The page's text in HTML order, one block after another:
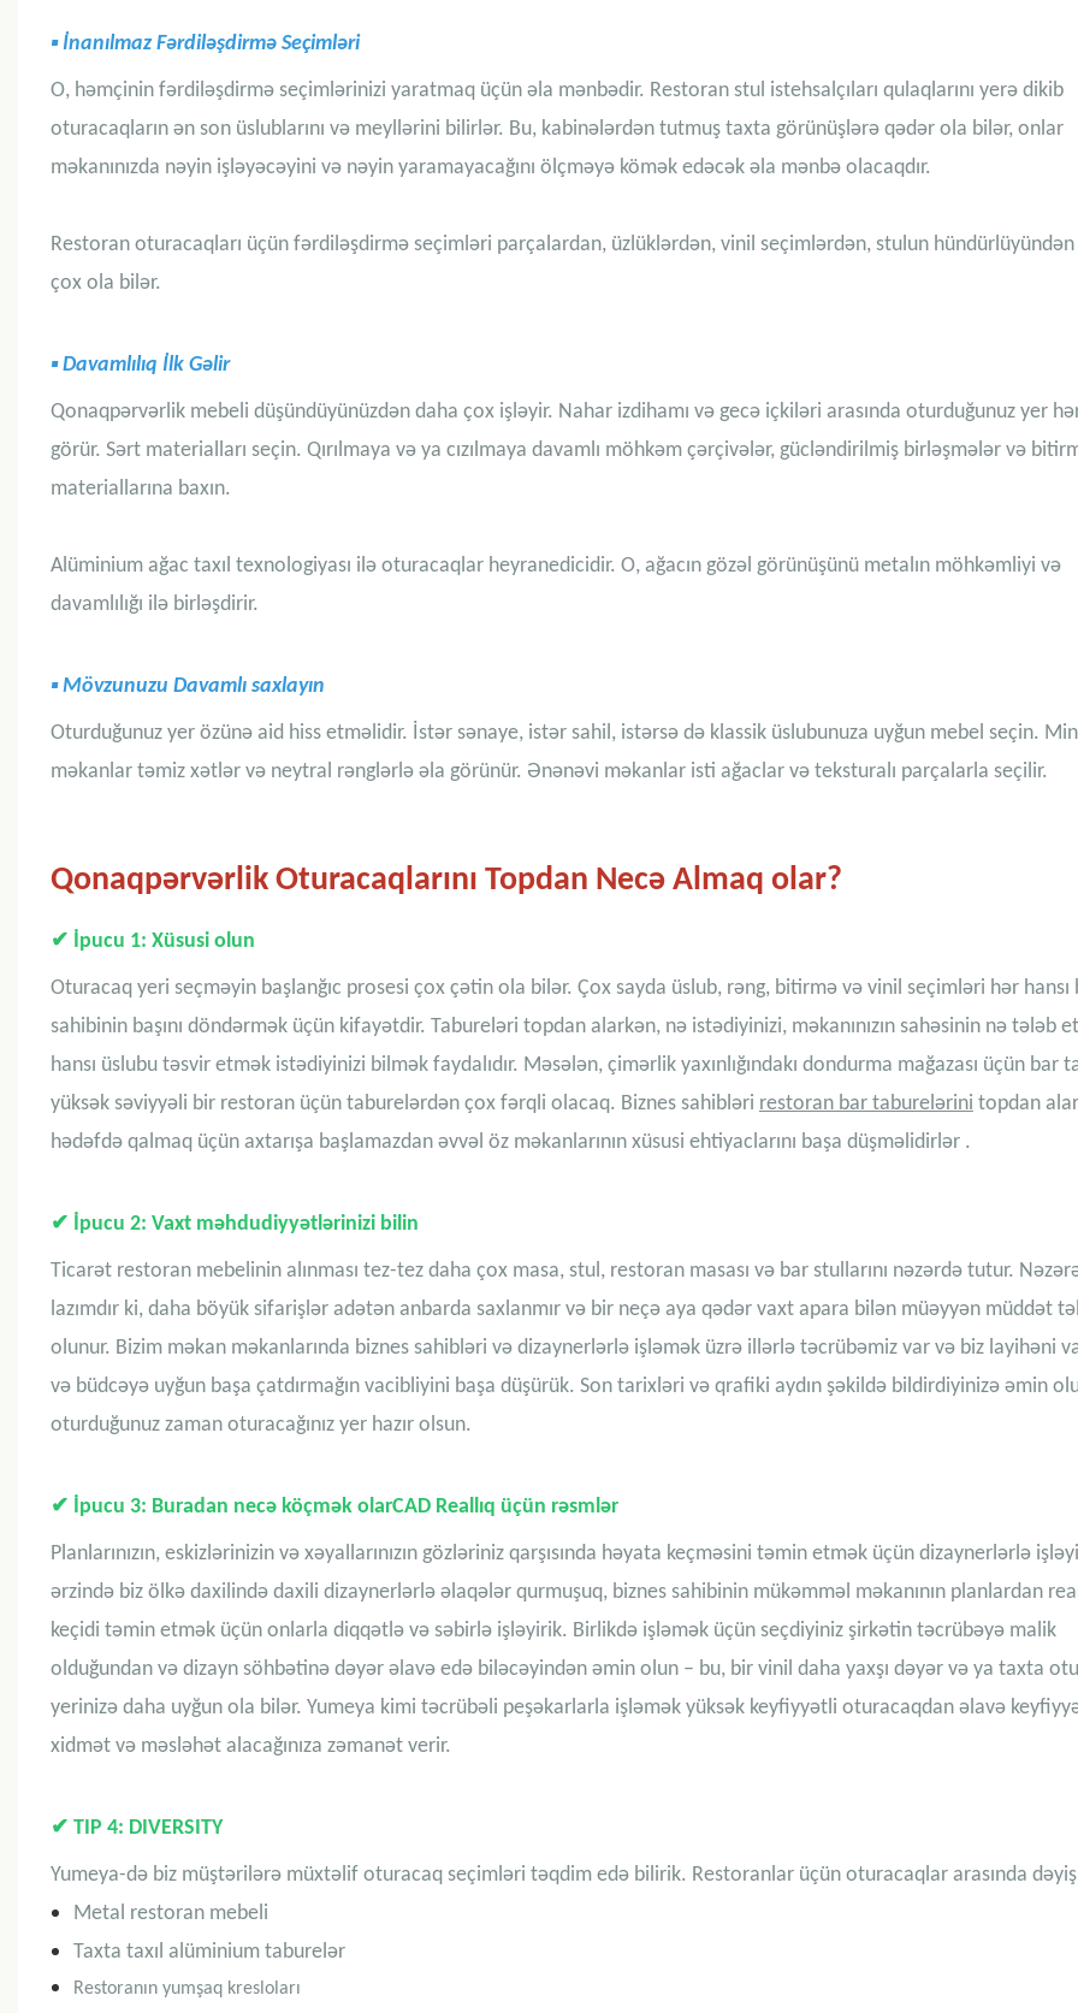
▪ İnanılmaz Fərdiləşdirmə Seçimləri
O, həmçinin fərdiləşdirmə seçimlərinizi yaratmaq üçün əla mənbədir. Restoran stul istehsalçıları qulaqlarını yerə dikib
oturacaqların ən son üslublarını və meyllərini bilirlər. Bu, kabinələrdən tutmuş taxta görünüşlərə qədər ola bilər, onlar
məkanınızda nəyin işləyəcəyini və nəyin yaramayacağını ölçməyə kömək edəcək əla mənbə olacaqdır.
Restoran oturacaqları üçün fərdiləşdirmə seçimləri parçalardan, üzlüklərdən, vinil seçimlərdən, stulun hündürlüyündən
çox ola bilər.
▪ Davamlılıq İlk Gəlir
Qonaqpərvərlik mebeli düşündüyünüzdən daha çox işləyir. Nahar izdihamı və gecə içkiləri arasında oturduğunuz yer
görür. Sərt materialları seçin. Qırılmaya və ya cızılmaya davamlı möhkəm çərçivələr, gücləndirilmiş birləşmələr və
materiallarına baxın.
Alüminium ağac taxıl texnologiyası ilə oturacaqlar heyranedicidir. O, ağacın gözəl görünüşünü metalın möhkəmliyi və
davamlılığı ilə birləşdirir.
▪ Mövzunuzu Davamlı saxlayın
Oturduğunuz yer özünə aid hiss etməlidir. İstər sənaye, istər sahil, istərsə də klassik üslubunuza uyğun mebel seçin.
məkanlar təmiz xətlər və neytral rənglərlə əla görünür. Ənənəvi məkanlar isti ağaclar və teksturalı parçalarla seçilir.
Qonaqpərvərlik Oturacaqlarını Topdan Necə Almaq olar?
✔ İpucu 1: Xüsusi olun
Oturacaq yeri seçməyin başlanğıc prosesi çox çətin ola bilər. Çox sayda üslub, rəng, bitirmə və vinil seçimləri hər hansı
sahibinin başını döndərmək üçün kifayətdir. Tabureləri topdan alarkən, nə istədiyinizi, məkanınızın sahəsinin nə tələb
hansı üslubu təsvir etmək istədiyinizi bilmək faydalıdır. Məsələn, çimərlik yaxınlığındakı dondurma mağazası üçün bar
yüksək səviyyəli bir restoran üçün taburelərdən çox fərqli olacaq. Biznes sahibləri restoran bar taburelərini topdan
hədəfdə qalmaq üçün axtarışa başlamazdan əvvəl öz məkanlarının xüsusi ehtiyaclarını başa düşməlidirlər .
✔ İpucu 2: Vaxt məhdudiyyətlərinizi bilin
Ticarət restoran mebelinin alınması tez-tez daha çox masa, stul, restoran masası və bar stullarını nəzərdə tutur.
lazımdır ki, daha böyük sifarişlər adətən anbarda saxlanmır və bir neçə aya qədər vaxt apara bilən müəyyən müddət
olunur. Bizim məkan məkanlarında biznes sahibləri və dizaynerlərlə işləmək üzrə illərlə təcrübəmiz var və biz layihəni
və büdcəyə uyğun başa çatdırmağın vacibliyini başa düşürük. Son tarixləri və qrafiki aydın şəkildə bildirdiyinizə əmin
oturduğunuz zaman oturacağınız yer hazır olsun.
✔ İpucu 3: Buradan necə köçmək olarCAD Reallıq üçün rəsmlər
Planlarınızın, eskizlərinizin və xəyallarınızın gözləriniz qarşısında həyata keçməsini təmin etmək üçün dizaynerlərlə
ərzində biz ölkə daxilində daxili dizaynerlərlə əlaqələr qurmuşuq, biznes sahibinin mükəmməl məkanının planlardan
keçidi təmin etmək üçün onlarla diqqətlə və səbirlə işləyirik. Birlikdə işləmək üçün seçdiyiniz şirkətin təcrübəyə malik
olduğundan və dizayn söhbətinə dəyər əlavə edə biləcəyindən əmin olun – bu, bir vinil daha yaxşı dəyər və ya taxta
yerinizə daha uyğun ola bilər. Yumeya kimi təcrübəli peşəkarlarla işləmək yüksək keyfiyyətli oturacaqdan əlavə
xidmət və məsləhət alacağınıza zəmanət verir.
✔ TIP 4: DIVERSITY
Yumeya-də biz müştərilərə müxtəlif oturacaq seçimləri təqdim edə bilirik. Restoranlar üçün oturacaqlar arasında
Metal restoran mebeli
Taxta taxıl alüminium taburelər
Restoranın yumşaq kresloları